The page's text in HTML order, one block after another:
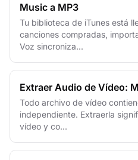
Music a MP3
Tu biblioteca de iTunes está
canciones compradas,
Voz sincroniza...
Extraer Audio de Vídeo:
Todo archivo de vídeo
independiente. Extraerla
vídeo y co...